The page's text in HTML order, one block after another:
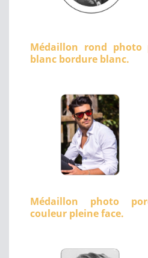
Médaillon rond photo
blanc bordure blanc.
Médaillon photo
couleur pleine face.